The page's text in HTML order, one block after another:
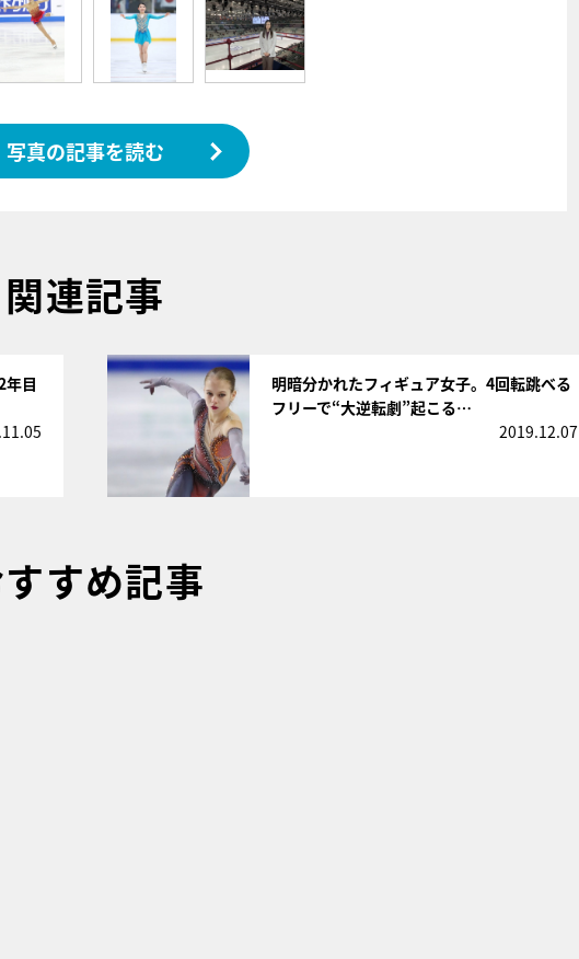
写真の記事を読む
関連記事
年目
明暗分かれたフィギュア女子。4回転跳べる
フリーで“大逆転劇”起こる…
2019.12.07
すめ記事